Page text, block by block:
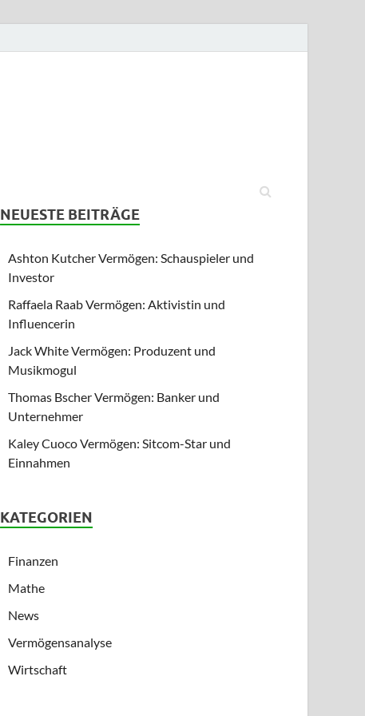
NEUESTE BEITRÄGE
Ashton Kutcher Vermögen: Schauspieler und
Investor
Raffaela Raab Vermögen: Aktivistin und
Influencerin
Jack White Vermögen: Produzent und
Musikmogul
Thomas Bscher Vermögen: Banker und
Unternehmer
Kaley Cuoco Vermögen: Sitcom-Star und
Einnahmen
KATEGORIEN
Finanzen
Mathe
News
Vermögensanalyse
Wirtschaft